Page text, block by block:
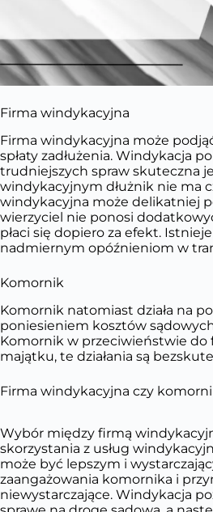
Firma windykacyjna
Firma windykacyjna może
spłaty zadłużenia. Windykacja
trudniejszych spraw skuteczna
windykacyjnym dłużnik nie ma
windykacyjna może delikatniej
wierzyciel nie ponosi
płaci się dopiero za efekt.
nadmiernym opóźnieniom w
Komornik
Komornik natomiast działa na
poniesieniem kosztów
Komornik w przeciwieństwie do
majątku, te działania są
Firma windykacyjna czy
Wybór między firmą
skorzystania z usług
może być lepszym i
zaangażowania komornika i
niewystarczające. Windykacja